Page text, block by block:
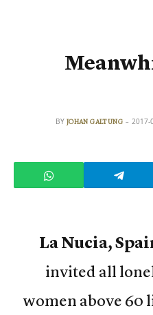
BY JOHAN GALTUNG 2017-
La Nucia,
invited all
women above